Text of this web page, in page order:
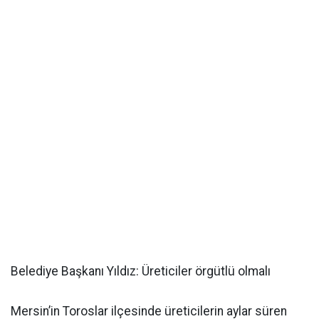
Belediye Başkanı Yıldız: Üreticiler örgütlü olmalı
Mersin’in Toroslar ilçesinde üreticilerin aylar süren